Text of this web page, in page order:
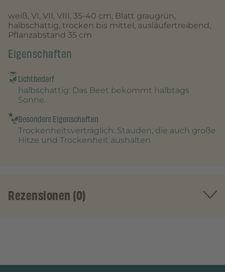
weiß, VI, VII, VIII, 35-40 cm, Blatt graugrün,
halbschattig, trocken bis mittel, ausläufertreibend,
Pflanzabstand 35 cm
Eigenschaften
Lichtbedarf
halbschattig: Das Beet bekommt halbtags
Sonne.
Besondere Eigenschaften
Trockenheitsverträglich: Stauden, die auch große
Hitze und Trockenheit aushalten
Rezensionen (0)